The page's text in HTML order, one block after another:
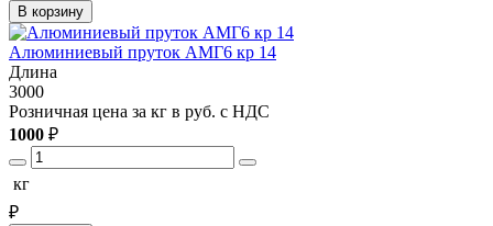
В корзину
Алюминиевый пруток АМГ6 кр 14
Длина
3000
Розничная цена за кг в руб. с НДС
1000 ₽
кг
₽